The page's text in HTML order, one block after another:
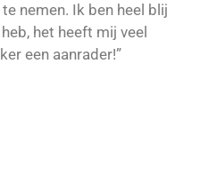
nemen. Ik ben heel blij
het heeft mij veel
een aanrader!”